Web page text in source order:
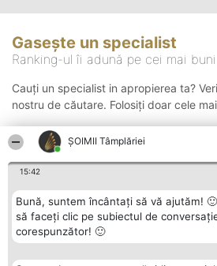
ȘOIMII Tâmplăriei
15:42
Bună, suntem încântați să vă ajutăm!
să faceți clic pe subiectul de
corespunzător! 🙂
Gasește un specialist
Ranking-ul îi adună pe cei mai
Cauți un specialist in apropierea ta?
nostru de căutare. Folosiți doar cele